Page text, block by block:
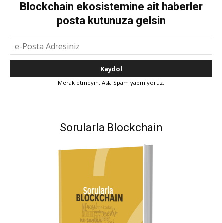
Blockchain ekosistemine ait haberler
posta kutunuza gelsin
Merak etmeyin. Asla Spam yapmıyoruz.
Sorularla Blockchain